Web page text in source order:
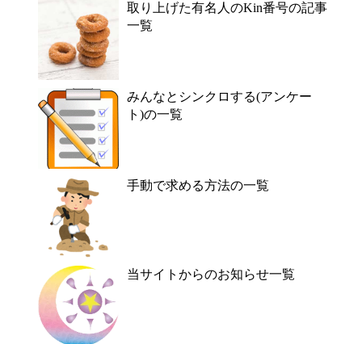
取り上げた有名人のKin番号の記事
一覧
みんなとシンクロする(アンケー
ト)の一覧
手動で求める方法の一覧
当サイトからのお知らせ一覧